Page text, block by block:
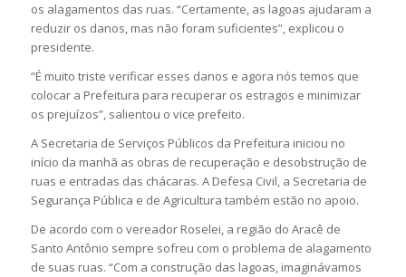
os alagamentos das ruas. “Certamente, as lagoas ajudaram a
reduzir os danos, mas não foram suficientes”, explicou o
presidente.
“É muito triste verificar esses danos e agora nós temos que
colocar a Prefeitura para recuperar os estragos e minimizar
os prejuízos”, salientou o vice prefeito.
A Secretaria de Serviços Públicos da Prefeitura iniciou no
início da manhã as obras de recuperação e desobstrução de
ruas e entradas das chácaras. A Defesa Civil, a Secretaria de
Segurança Pública e de Agricultura também estão no apoio.
De acordo com o vereador Roselei, a região do Aracê de
Santo Antônio sempre sofreu com o problema de alagamento
de suas ruas. “Com a construção das lagoas, imaginávamos